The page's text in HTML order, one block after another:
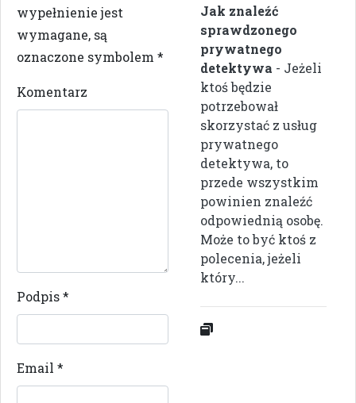
wypełnienie jest
wymagane, są
oznaczone symbolem *
Komentarz
Podpis*
Email *
Jak znaleźć
sprawdzonego
prywatnego
detektywa - Jeżeli
ktoś będzie
potrzebował
skorzystać z usług
prywatnego
detektywa, to
przede wszystkim
powinien znaleźć
odpowiednią osobę.
Może to być ktoś z
polecenia, jeżeli
który...